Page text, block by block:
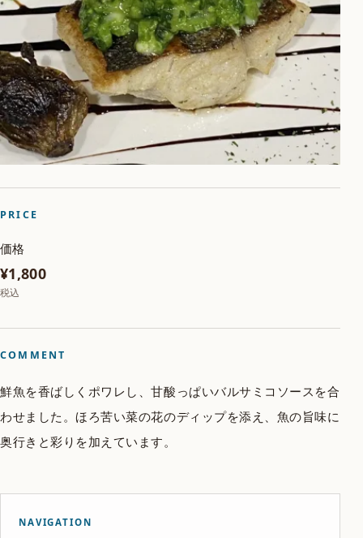
PRICE
価格
¥1,800
税込
COMMENT
鮮魚を香ばしくポワレし、甘酸っぱいバルサミコソースを合
わせました。ほろ苦い菜の花のディップを添え、魚の旨味に
奥行きと彩りを加えています。
NAVIGATION